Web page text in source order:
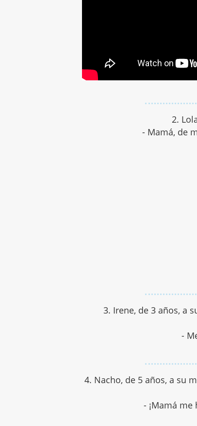
2.
- Mamá, de
3. Irene, de 3 años, a
-
4. Nacho, de 5 años, a su
- ¡Mamá